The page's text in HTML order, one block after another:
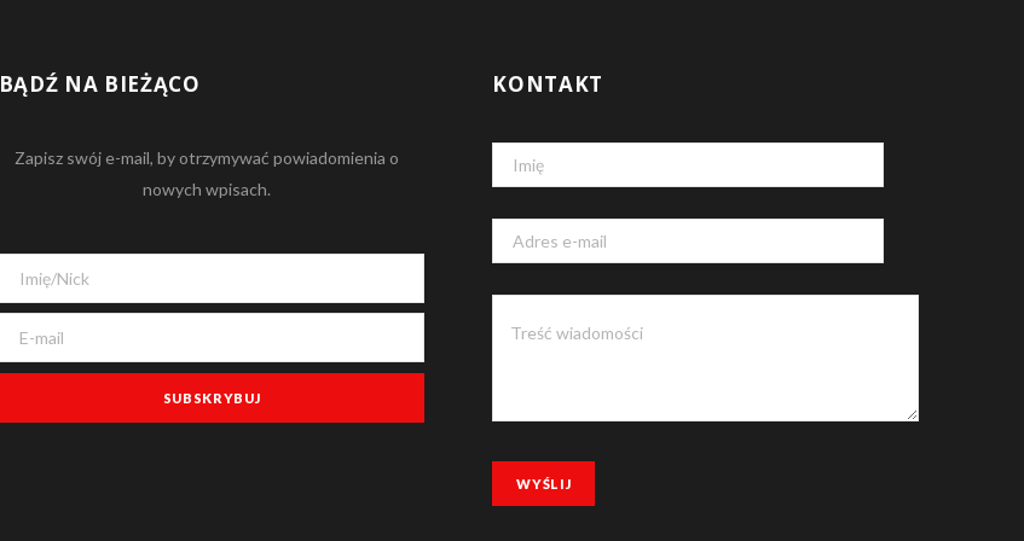
BĄDŹ NA BIEŻĄCO
Zapisz swój e-mail, by otrzymywać powiadomienia o
nowych wpisach.
KONTAKT